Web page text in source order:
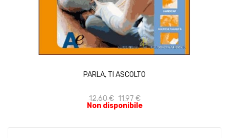
PARLA, TI ASCOLTO
12,60 € 11,97 €
Non disponibile
ACQUISTA